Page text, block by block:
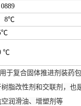
8℃
℃
于复合固体推进剂装药
脂改性剂和交联剂，也
润滑油、增塑剂等